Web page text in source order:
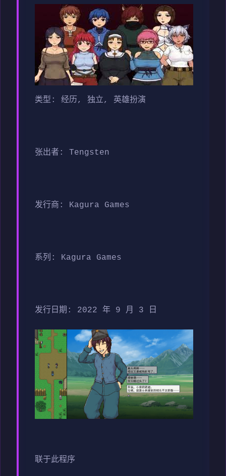
类型: 经历, 独立, 英雄扮演
张出者: Tengsten
发行商: Kagura Games
系列: Kagura Games
发行日期: 2022 年 9 月 3 日
联于此程序